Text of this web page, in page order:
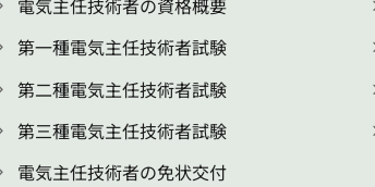
電気主任技術者の資格概要
第一種電気主任技術者試験
第二種電気主任技術者試験
第三種電気主任技術者試験
電気主任技術者の免状交付